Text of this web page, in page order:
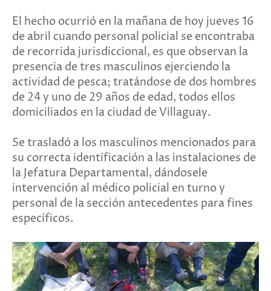
El hecho ocurrió en la mañana de hoy jueves 16
de abril cuando personal policial se encontraba
de recorrida jurisdiccional, es que observan la
presencia de tres masculinos ejerciendo la
actividad de pesca; tratándose de dos hombres
de 24 y uno de 29 años de edad, todos ellos
domiciliados en la ciudad de Villaguay.
Se trasladó a los masculinos mencionados para
su correcta identificación a las instalaciones de
la Jefatura Departamental, dándosele
intervención al médico policial en turno y
personal de la sección antecedentes para fines
específicos.